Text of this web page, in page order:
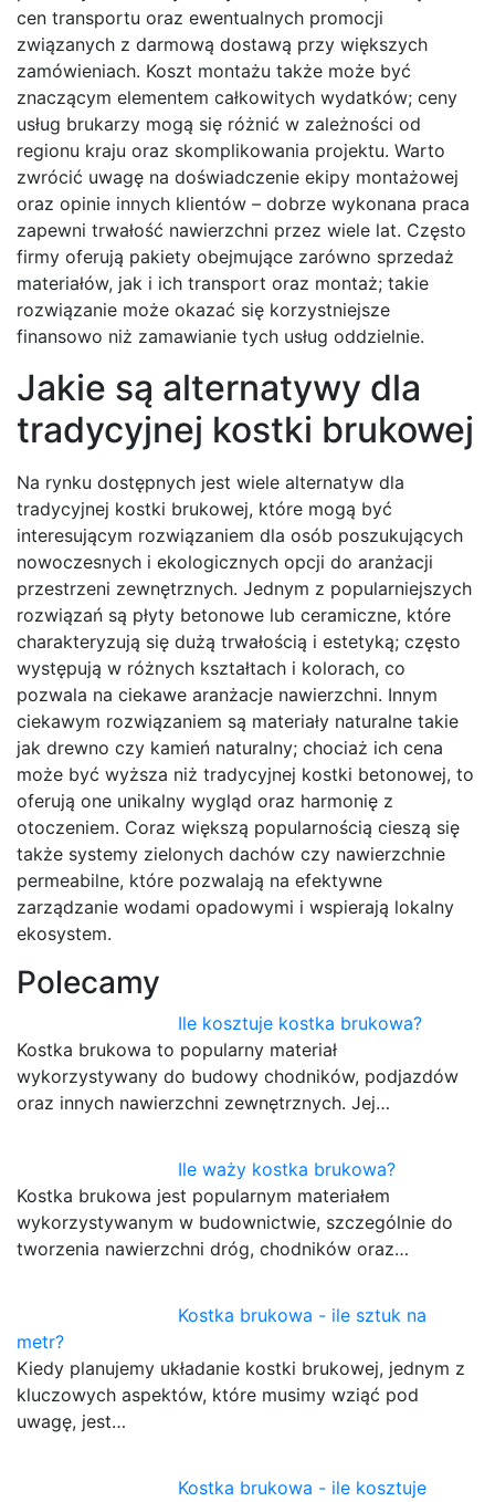
cen transportu oraz ewentualnych promocji
związanych z darmową dostawą przy większych
zamówieniach. Koszt montażu także może być
znaczącym elementem całkowitych wydatków; ceny
usług brukarzy mogą się różnić w zależności od
regionu kraju oraz skomplikowania projektu. Warto
zwrócić uwagę na doświadczenie ekipy montażowej
oraz opinie innych klientów – dobrze wykonana praca
zapewni trwałość nawierzchni przez wiele lat. Często
firmy oferują pakiety obejmujące zarówno sprzedaż
materiałów, jak i ich transport oraz montaż; takie
rozwiązanie może okazać się korzystniejsze
finansowo niż zamawianie tych usług oddzielnie.
Jakie są alternatywy dla
tradycyjnej kostki brukowej
Na rynku dostępnych jest wiele alternatyw dla
tradycyjnej kostki brukowej, które mogą być
interesującym rozwiązaniem dla osób poszukujących
nowoczesnych i ekologicznych opcji do aranżacji
przestrzeni zewnętrznych. Jednym z popularniejszych
rozwiązań są płyty betonowe lub ceramiczne, które
charakteryzują się dużą trwałością i estetyką; często
występują w różnych kształtach i kolorach, co
pozwala na ciekawe aranżacje nawierzchni. Innym
ciekawym rozwiązaniem są materiały naturalne takie
jak drewno czy kamień naturalny; chociaż ich cena
może być wyższa niż tradycyjnej kostki betonowej, to
oferują one unikalny wygląd oraz harmonię z
otoczeniem. Coraz większą popularnością cieszą się
także systemy zielonych dachów czy nawierzchnie
permeabilne, które pozwalają na efektywne
zarządzanie wodami opadowymi i wspierają lokalny
ekosystem.
Polecamy
Ile kosztuje kostka brukowa?
Kostka brukowa to popularny materiał
wykorzystywany do budowy chodników, podjazdów
oraz innych nawierzchni zewnętrznych. Jej…
Ile waży kostka brukowa?
Kostka brukowa jest popularnym materiałem
wykorzystywanym w budownictwie, szczególnie do
tworzenia nawierzchni dróg, chodników oraz…
Kostka brukowa - ile sztuk na
metr?
Kiedy planujemy układanie kostki brukowej, jednym z
kluczowych aspektów, które musimy wziąć pod
uwagę, jest…
Kostka brukowa - ile kosztuje